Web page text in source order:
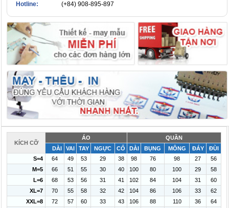
Hotline:
(+84) 908-895-897
KÍCH CỠ
ÁO
QUẦN
DÀI
VAI TAY NGỰC CỔ DÀI BỤNG MÔNG ĐÁY
ĐÙI
S=4
64 49 53 29 38 98 76 98 27
56
M=5
66 51 55 30 40 100 80 100 29
58
L=6
68 53 56 31 41 102 84 104 31
60
XL=7
70 55 58 32 42 104 86 106 33
62
XXL=8
72 57 60 33 43 106 88 110 36
64